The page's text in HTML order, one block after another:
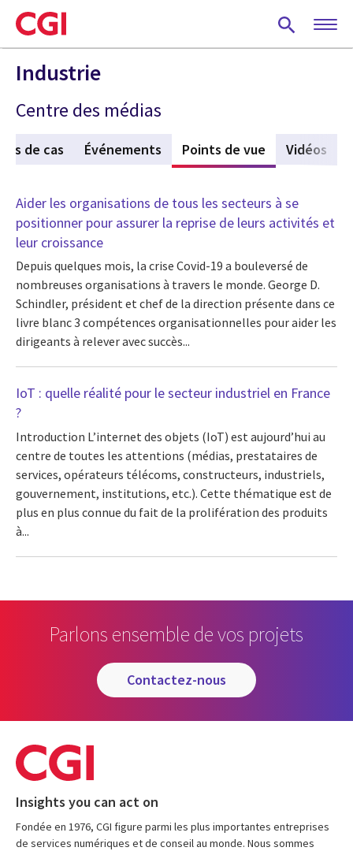
Skip
to
main
content
Industrie
Centre des médias
de cas Événements Points de vue (active tab)
Vidéos
Aider les organisations de tous les secteurs à se
positionner pour assurer la reprise de leurs activités et
leur croissance
Depuis quelques mois, la crise Covid-19 a bouleversé de
nombreuses organisations à travers le monde. George D.
Schindler, président et chef de la direction présente dans ce
livre blanc 3 compétences organisationnelles pour aider les
dirigeants à relever avec succès...
IoT : quelle réalité pour le secteur industriel en France
?
Introduction L’internet des objets (IoT) est aujourd’hui au
centre de toutes les attentions (médias, prestataires de
services, opérateurs télécoms, constructeurs, industriels,
gouvernement, institutions, etc.). Cette thématique est de
plus en plus connue du fait de la prolifération des produits
à...
Parlons ensemble de vos projets
contactez-nous
Insights you can act on
Fondée en 1976, CGI figure parmi les plus importantes entreprises
de services numériques et de conseil au monde. Nous sommes